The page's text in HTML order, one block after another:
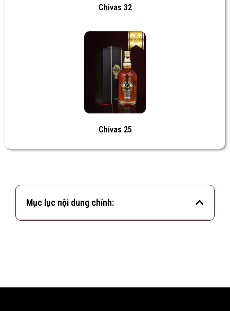
Chivas 32
Chivas 25
Mục lục nội dung chính: